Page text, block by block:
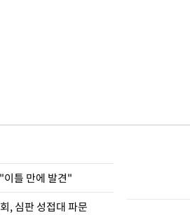
이틀 만에 발견"
, 심판 성접대 파문